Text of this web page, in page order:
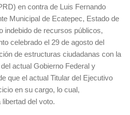
en contra de Luis Fernando
Municipal de Ecatepec, Estado de
indebido de recursos públicos,
celebrado el 29 de agosto del
de estructuras ciudadanas con la
actual Gobierno Federal y
que el actual Titular del Ejecutivo
en su cargo, lo cual,
del voto.